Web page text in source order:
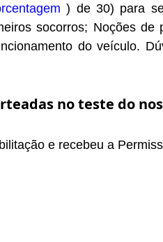
) de 30) para
socorros; Noções de
do veículo.
no teste do
e recebeu a